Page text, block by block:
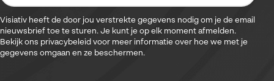
Visiativ heeft de door jou verstrekte gegevens nodig om je de email
nieuwsbrief toe te sturen. Je kunt je op elk moment afmelden.
Bekijk ons privacybeleid voor meer informatie over hoe we met je
gegevens omgaan en ze beschermen.